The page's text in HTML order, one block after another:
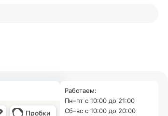
Работаем:
Пн–пт с 10:00 до 21:00
Cб–вс с 10:00 до 20:00